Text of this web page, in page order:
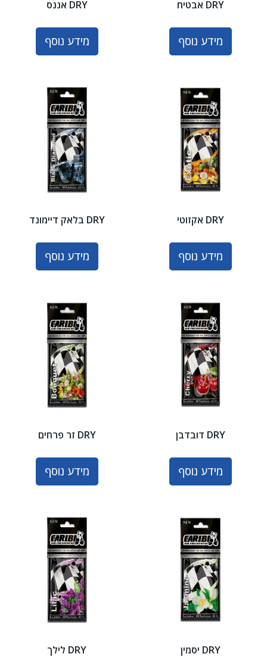
DRY אבטיח
מידע נוסף
DRY אננס
מידע נוסף
DRY אקזוטי
מידע נוסף
DRY בלאק דיימונד
מידע נוסף
DRY דובדבן
מידע נוסף
DRY זר פרחים
מידע נוסף
DRY יסמין DRY לילך